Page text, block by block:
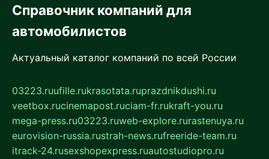
Справочник компаний для
автомобилистов
Актуальный каталог компаний по всей России
03223.ruufille.rukrasotata.ruprazdnikdushi.ru
veetbox.rucinemapost.ruciam-fr.rukraft-you.ru
mega-press.ru03223.ruweb-explore.rurastenuya.ru
eurovision-russia.rustrah-news.rufreeride-team.ru
itrack-24.rusexshopexpress.ruautostudiopro.ru